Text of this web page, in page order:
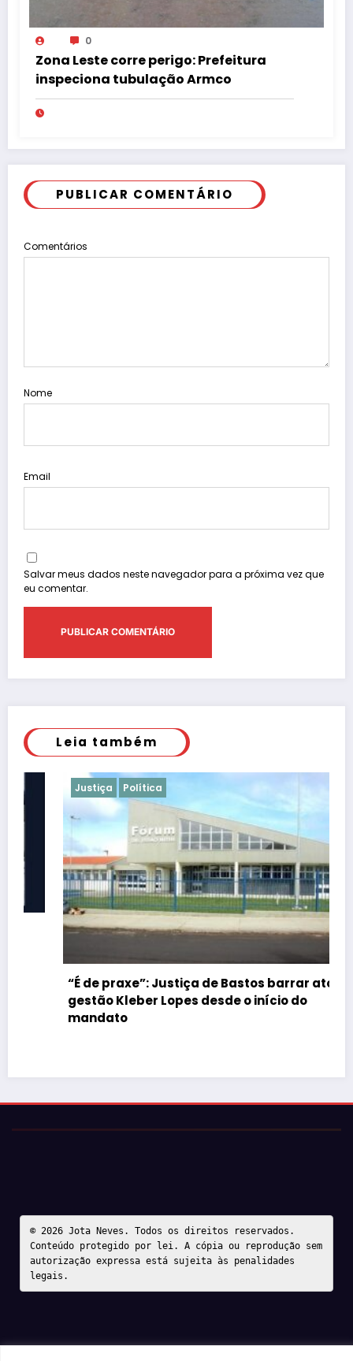
0
Zona Leste corre perigo: Prefeitura
inspeciona tubulação Armco
PUBLICAR COMENTÁRIO
Comentários
Nome
Email
Salvar meus dados neste navegador para a próxima vez que
eu comentar.
Leia também
Política
“É de praxe”: Justiça de Bastos barrar atos da
gestão Kleber Lopes desde o início do
mandato
© 2026 Jota Neves. Todos os direitos reservados.
Conteúdo protegido por lei. A cópia ou reprodução sem
autorização expressa está sujeita às penalidades
legais.